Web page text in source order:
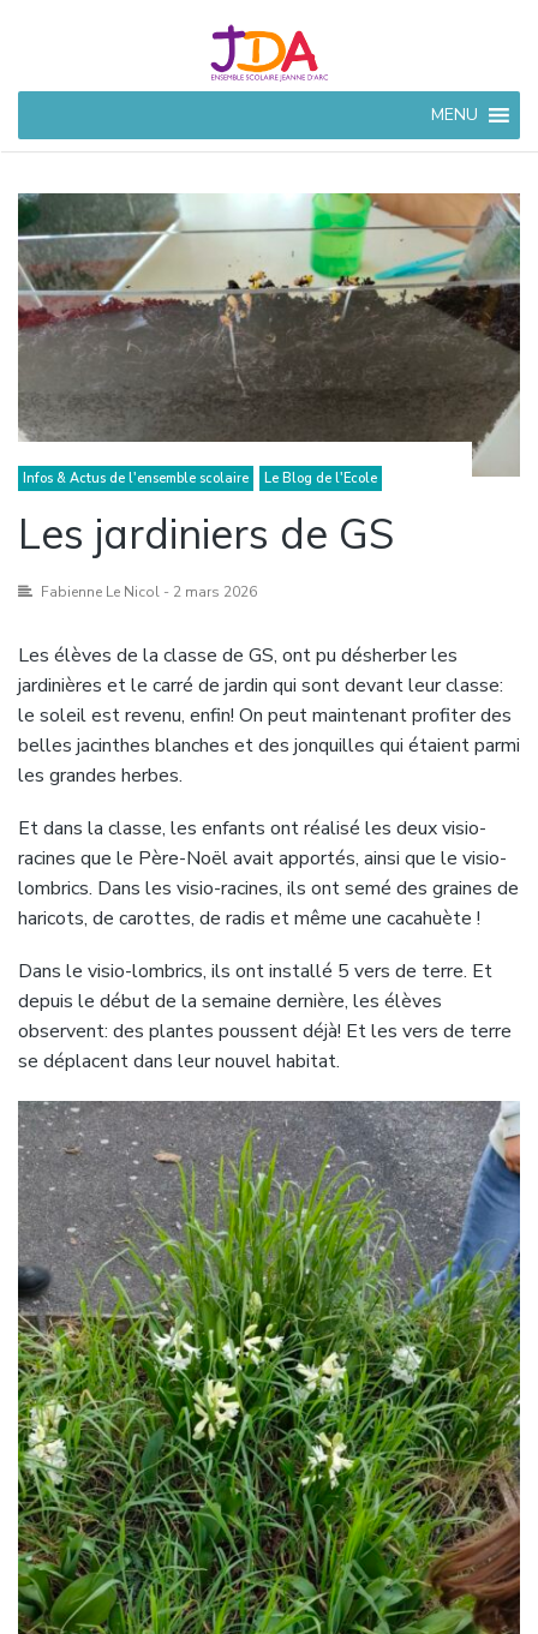
D'ARC
Ensemble Scolaire à
Civray (86)
MENU
Infos & Actus de l'ensemble scolaire Le Blog de l'Ecole
Les jardiniers de GS
Fabienne Le Nicol - 2 mars 2026
Les élèves de la classe de GS, ont pu désherber les
jardinières et le carré de jardin qui sont devant leur classe:
le soleil est revenu, enfin! On peut maintenant profiter des
belles jacinthes blanches et des jonquilles qui étaient parmi
les grandes herbes.
Et dans la classe, les enfants ont réalisé les deux visio-
racines que le Père-Noël avait apportés, ainsi que le visio-
lombrics. Dans les visio-racines, ils ont semé des graines de
haricots, de carottes, de radis et même une cacahuète !
Dans le visio-lombrics, ils ont installé 5 vers de terre. Et
depuis le début de la semaine dernière, les élèves
observent: des plantes poussent déjà! Et les vers de terre
se déplacent dans leur nouvel habitat.